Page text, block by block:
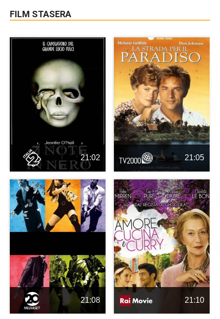
FILM STASERA
21:02 21:05
21:08 21:10